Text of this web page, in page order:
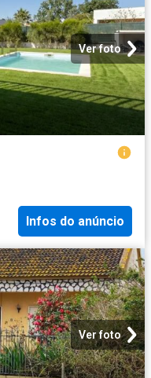
Ver foto
Infos do anúncio
Ver foto